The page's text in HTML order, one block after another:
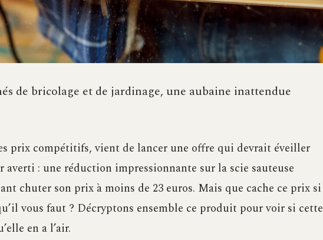
de bricolage et de jardinage, une aubaine inattendue
prix compétitifs, vient de lancer une offre qui devrait éveiller
: une réduction impressionnante sur la scie sauteuse
chuter son prix à moins de 23 euros. Mais que cache ce prix si
vous faut ? Décryptons ensemble ce produit pour voir si cette
en a l’air.